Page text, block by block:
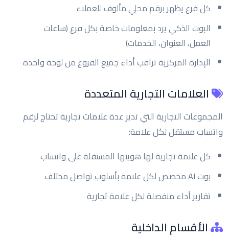
كل فرع يظهر برقم محلي مألوف للعملاء
البوت الذكي يرد بمعلومات خاصة بكل فرع (ساعات
العمل، العنوان، الخدمات)
الإدارة المركزية تراقب أداء جميع الفروع من لوحة واحدة
العلامات التجارية المتعددة
المجموعات التجارية التي تدير عدة علامات تجارية تحتاج لرقم
واتساب مستقل لكل علامة:
كل علامة تجارية لها هويتها المستقلة على واتساب
بوت AI مخصص لكل علامة بأسلوب تواصل مختلف
تقارير أداء منفصلة لكل علامة تجارية
الأقسام الداخلية